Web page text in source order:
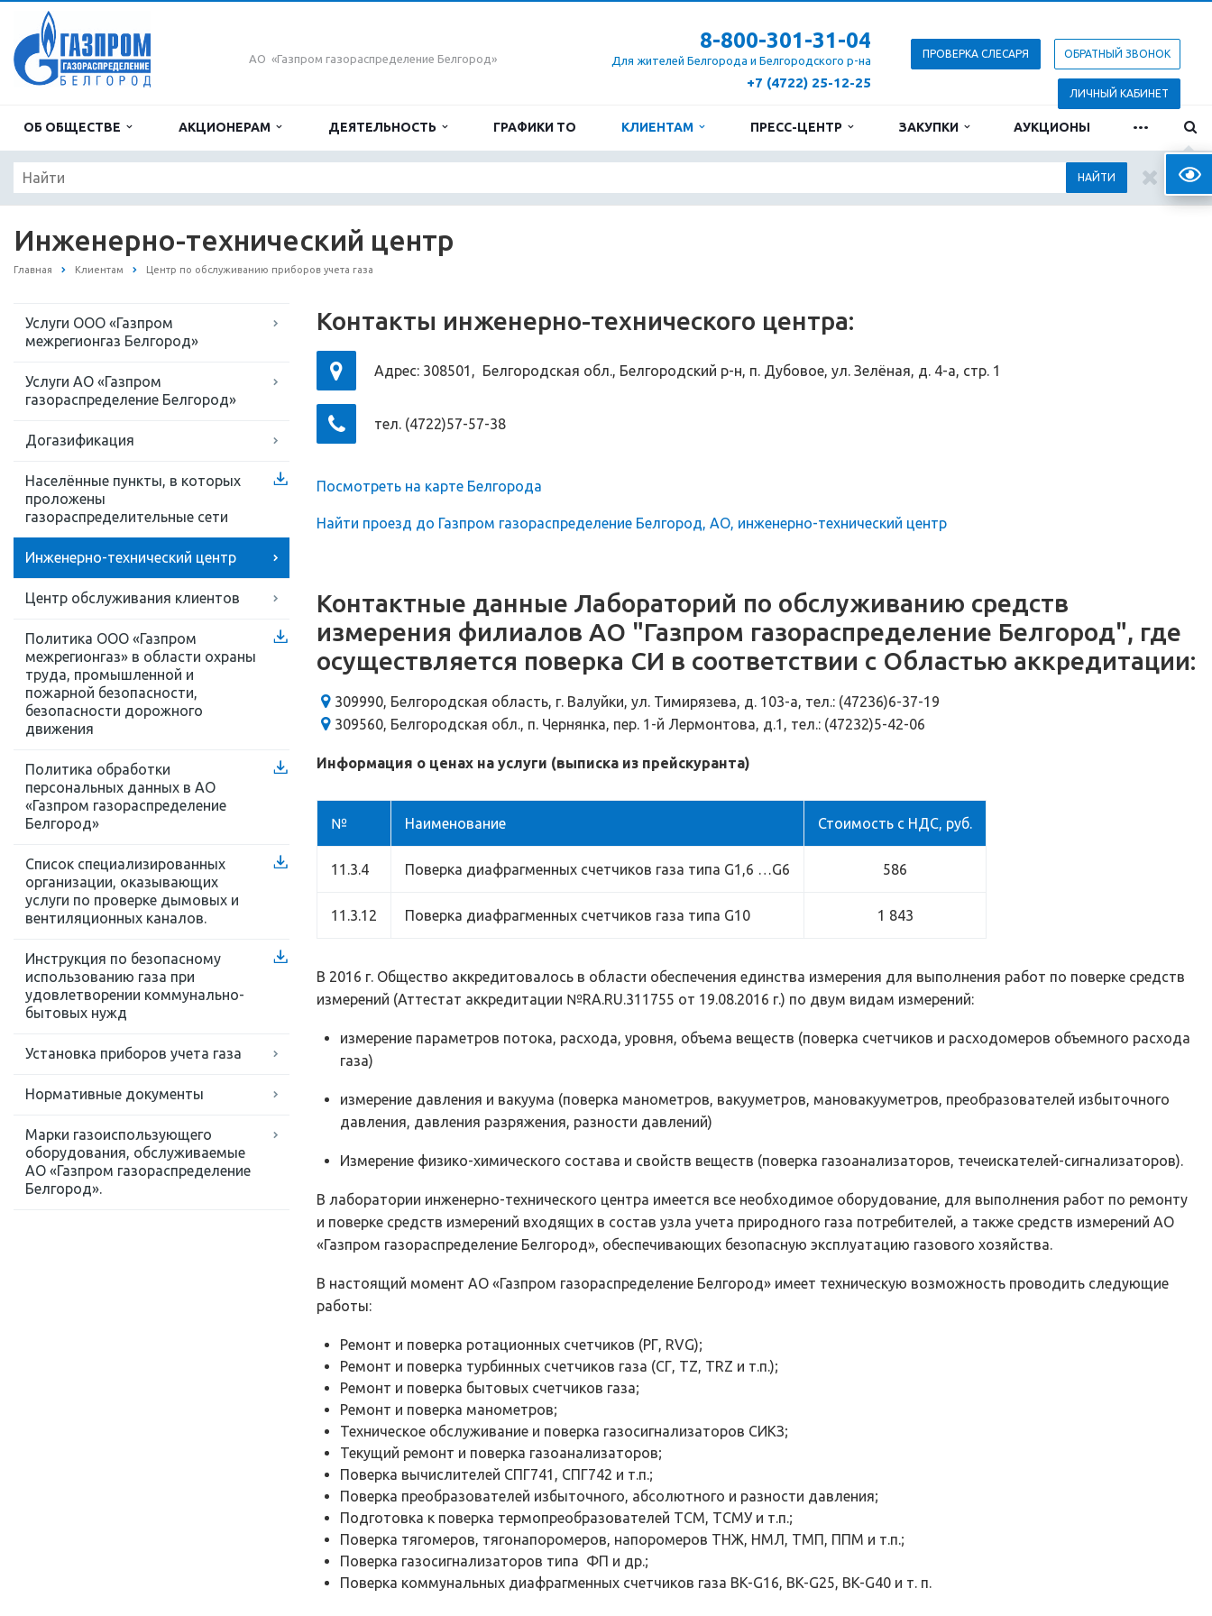
АО «Газпром газораспределение Белгород»
8-800-301-31-04
Для жителей Белгорода и Белгородского р-на
+7 (4722) 25-12-25
ПРОВЕРКА СЛЕСАРЯ ОБРАТНЫЙ ЗВОНОК
ЛИЧНЫЙ КАБИНЕТ
ОБ ОБЩЕСТВЕ АКЦИОНЕРАМ ДЕЯТЕЛЬНОСТЬ ГРАФИКИ ТО КЛИЕНТАМ ПРЕСС-ЦЕНТР ЗАКУПКИ АУКЦИОНЫ ...
НАЙТИ
Инженерно-технический центр
Главная Клиентам Центр по обслуживанию приборов учета газа
Услуги ООО «Газпром
межрегионгаз Белгород»
Услуги АО «Газпром
газораспределение Белгород»
Догазификация
Населённые пункты, в которых
проложены
газораспределительные сети
Инженерно-технический центр
Центр обслуживания клиентов
Политика ООО «Газпром
межрегионгаз» в области охраны
труда, промышленной и
пожарной безопасности,
безопасности дорожного
движения
Политика обработки
персональных данных в АО
«Газпром газораспределение
Белгород»
Список специализированных
организации, оказывающих
услуги по проверке дымовых и
вентиляционных каналов.
Инструкция по безопасному
использованию газа при
удовлетворении коммунально-
бытовых нужд
Установка приборов учета газа
Нормативные документы
Марки газоиспользующего
оборудования, обслуживаемые
АО «Газпром газораспределение
Белгород».
Контакты инженерно-технического центра:
Адрес: 308501, Белгородская обл., Белгородский р-н, п. Дубовое, ул. Зелёная, д. 4-а, стр. 1
тел. (4722)57-57-38
Посмотреть на карте Белгорода
Найти проезд до Газпром газораспределение Белгород, АО, инженерно-технический центр
Контактные данные Лабораторий по обслуживанию средств
измерения филиалов АО "Газпром газораспределение Белгород", где
осуществляется поверка СИ в соответствии с Областью аккредитации:
309990, Белгородская область, г. Валуйки, ул. Тимирязева, д. 103-а, тел.: (47236)6-37-19
309560, Белгородская обл., п. Чернянка, пер. 1-й Лермонтова, д.1, тел.: (47232)5-42-06
Информация о ценах на услуги (выписка из прейскуранта)
№ Наименование Стоимость с НДС, руб.
11.3.4 Поверка диафрагменных счетчиков газа типа G1,6 …G6 586
11.3.12 Поверка диафрагменных счетчиков газа типа G10 1 843
В 2016 г. Общество аккредитовалось в области обеспечения единства измерения для выполнения работ по поверке средств
измерений (Аттестат аккредитации №RA.RU.311755 от 19.08.2016 г.) по двум видам измерений:
измерение параметров потока, расхода, уровня, объема веществ (поверка счетчиков и расходомеров объемного расхода
газа)
измерение давления и вакуума (поверка манометров, вакууметров, мановакууметров, преобразователей избыточного
давления, давления разряжения, разности давлений)
Измерение физико-химического состава и свойств веществ (поверка газоанализаторов, течеискателей-сигнализаторов).
В лаборатории инженерно-технического центра имеется все необходимое оборудование, для выполнения работ по ремонту
и поверке средств измерений входящих в состав узла учета природного газа потребителей, а также средств измерений АО
«Газпром газораспределение Белгород», обеспечивающих безопасную эксплуатацию газового хозяйства.
В настоящий момент АО «Газпром газораспределение Белгород» имеет техническую возможность проводить следующие
работы:
Ремонт и поверка ротационных счетчиков (РГ, RVG);
Ремонт и поверка турбинных счетчиков газа (СГ, TZ, TRZ и т.п.);
Ремонт и поверка бытовых счетчиков газа;
Ремонт и поверка манометров;
Техническое обслуживание и поверка газосигнализаторов СИКЗ;
Текущий ремонт и поверка газоанализаторов;
Поверка вычислителей СПГ741, СПГ742 и т.п.;
Поверка преобразователей избыточного, абсолютного и разности давления;
Подготовка к поверка термопреобразователей ТСМ, ТСМУ и т.п.;
Поверка тягомеров, тягонапоромеров, напоромеров ТНЖ, НМЛ, ТМП, ППМ и т.п.;
Поверка газосигнализаторов типа ФП и др.;
Поверка коммунальных диафрагменных счетчиков газа BK-G16, BK-G25, BK-G40 и т. п.